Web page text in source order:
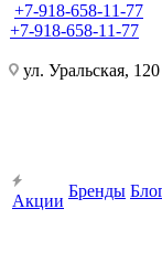
+7-918-658-11-77
+7-918-658-11-77
ул. Уральская, 120
Акции
Бренды